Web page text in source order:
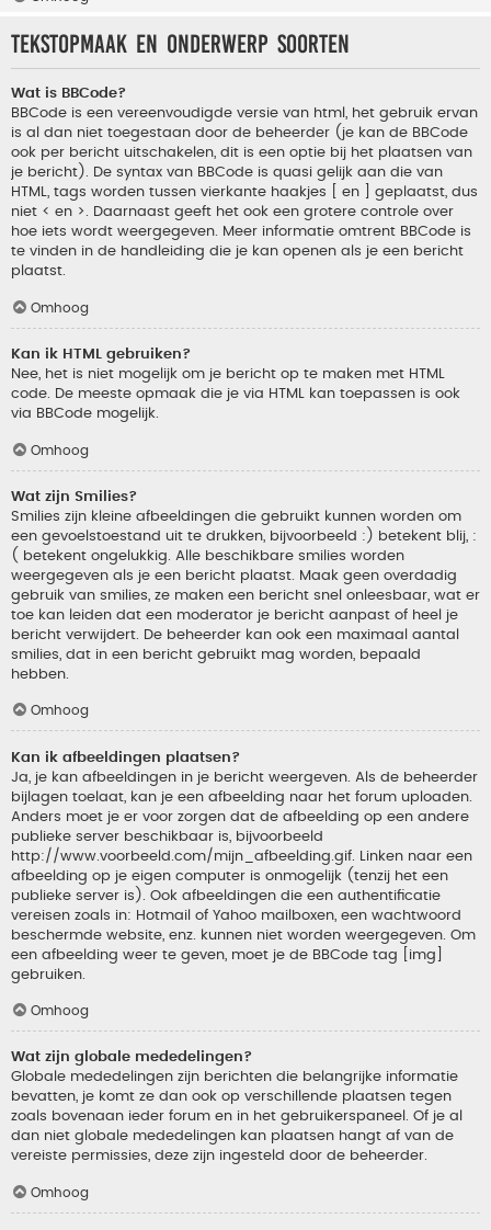
Tekstopmaak en onderwerp soorten
Wat is BBCode?
BBCode is een vereenvoudigde versie van html, het gebruik ervan
is al dan niet toegestaan door de beheerder (je kan de BBCode
ook per bericht uitschakelen, dit is een optie bij het plaatsen van
je bericht). De syntax van BBCode is quasi gelijk aan die van
HTML, tags worden tussen vierkante haakjes [ en ] geplaatst, dus
niet < en >. Daarnaast geeft het ook een grotere controle over
hoe iets wordt weergegeven. Meer informatie omtrent BBCode is
te vinden in de handleiding die je kan openen als je een bericht
plaatst.
Omhoog
Kan ik HTML gebruiken?
Nee, het is niet mogelijk om je bericht op te maken met HTML
code. De meeste opmaak die je via HTML kan toepassen is ook
via BBCode mogelijk.
Omhoog
Wat zijn Smilies?
Smilies zijn kleine afbeeldingen die gebruikt kunnen worden om
een gevoelstoestand uit te drukken, bijvoorbeeld :) betekent blij, :
( betekent ongelukkig. Alle beschikbare smilies worden
weergegeven als je een bericht plaatst. Maak geen overdadig
gebruik van smilies, ze maken een bericht snel onleesbaar, wat er
toe kan leiden dat een moderator je bericht aanpast of heel je
bericht verwijdert. De beheerder kan ook een maximaal aantal
smilies, dat in een bericht gebruikt mag worden, bepaald
hebben.
Omhoog
Kan ik afbeeldingen plaatsen?
Ja, je kan afbeeldingen in je bericht weergeven. Als de beheerder
bijlagen toelaat, kan je een afbeelding naar het forum uploaden.
Anders moet je er voor zorgen dat de afbeelding op een andere
publieke server beschikbaar is, bijvoorbeeld
http://www.voorbeeld.com/mijn_afbeelding.gif. Linken naar een
afbeelding op je eigen computer is onmogelijk (tenzij het een
publieke server is). Ook afbeeldingen die een authentificatie
vereisen zoals in: Hotmail of Yahoo mailboxen, een wachtwoord
beschermde website, enz. kunnen niet worden weergegeven. Om
een afbeelding weer te geven, moet je de BBCode tag [img]
gebruiken.
Omhoog
Wat zijn globale mededelingen?
Globale mededelingen zijn berichten die belangrijke informatie
bevatten, je komt ze dan ook op verschillende plaatsen tegen
zoals bovenaan ieder forum en in het gebruikerspaneel. Of je al
dan niet globale mededelingen kan plaatsen hangt af van de
vereiste permissies, deze zijn ingesteld door de beheerder.
Omhoog